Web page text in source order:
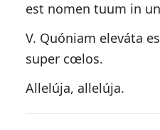
est nomen tuum in
V. Quóniam eleváta
super cœlos.
Allelúja, allelúja.